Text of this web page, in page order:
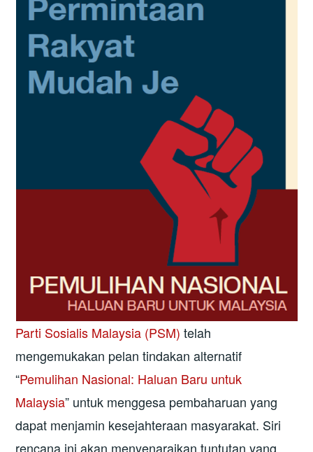
Parti Sosialis Malaysia (PSM) telah
mengemukakan pelan tindakan alternatif
“Pemulihan Nasional: Haluan Baru untuk
Malaysia” untuk menggesa pembaharuan yang
dapat menjamin kesejahteraan masyarakat. Siri
rencana ini akan menyenaraikan tuntutan yang